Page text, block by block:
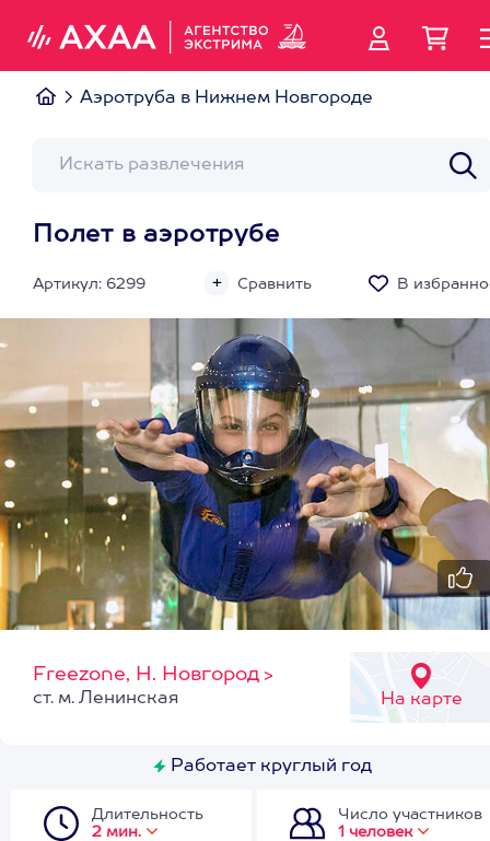
Аэротруба в Нижнем Новгороде
Полет в аэротрубе
Артикул: 6299 Сравнить В
Freezone, Н. Новгород >
На карте
ст. м. Ленинская
Работает круглый год
Длительность
2 мин.
Число участников
1 человек